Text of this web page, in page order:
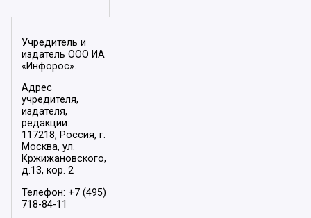
Учредитель и
издатель ООО ИА
«Инфорос».
Адрес
учредителя,
издателя,
редакции:
117218, Россия, г.
Москва, ул.
Кржижановского,
д.13, кор. 2
Телефон: +7 (495)
718-84-11